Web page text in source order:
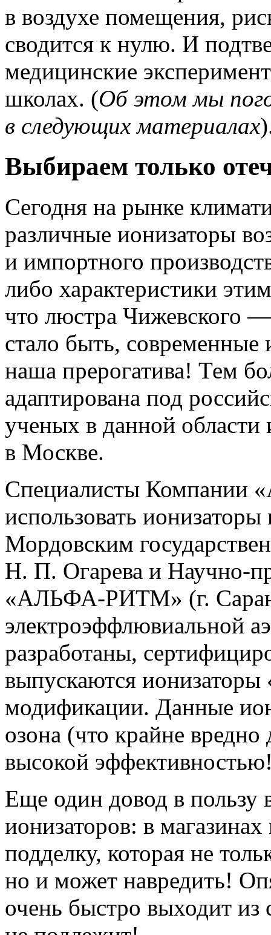
в воздухе помещения,
сводится к нулю. И
медицинские
школах. (Об этом мы
в следующих материалах
Выбираем только
Сегодня на рынке
различные ионизаторы
и импортного
либо характеристики
что люстра Чижевского
стало быть,
наша прерогатива! Тем
адаптирована под
ученых в данной
в Москве.
Специалисты Компании
использовать ионизаторы
Мордовским
Н. П. Огарева и Научно-
«АЛЬФА-РИТМ» (г.
электроэффлювиальной
разработаны,
выпускаются
модификации. Данные
озона (что крайне
высокой
Еще один довод в пользу
ионизаторов: в
подделку, которая не
но и может навредить!
очень быстро выходит из